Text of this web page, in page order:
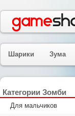
Категории Зомби
Для мальчиков
Шарики Зума